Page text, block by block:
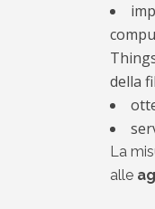
della
La
alle